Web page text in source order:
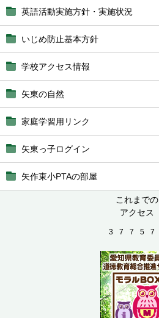
英語活動実施方針・実施状況
いじめ防止基本方針
学校アクセス情報
矢東の自然
家庭学習用リンク
矢東っ子ログイン
矢作東小PTAの部屋
これまでの
アクセス
3 7 7 5 7